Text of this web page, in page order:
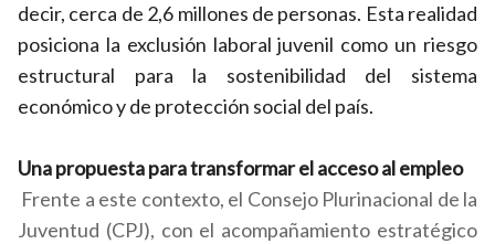
decir, cerca de 2,6 millones de personas. Esta realidad
posiciona la exclusión laboral juvenil como un riesgo
estructural para la sostenibilidad del sistema
económico y de protección social del país.
Una propuesta para transformar el acceso al empleo
Frente a este contexto, el Consejo Plurinacional de la
Juventud (CPJ), con el acompañamiento estratégico